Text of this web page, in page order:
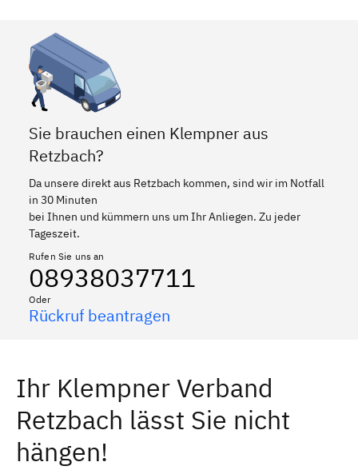
Sie brauchen einen Klempner aus
Retzbach?
Da unsere direkt aus Retzbach kommen, sind wir im Notfall
in 30 Minuten
bei Ihnen und kümmern uns um Ihr Anliegen. Zu jeder
Tageszeit.
Rufen Sie uns an
08938037711
Oder
Rückruf beantragen
Ihr Klempner Verband
Retzbach lässt Sie nicht
hängen!